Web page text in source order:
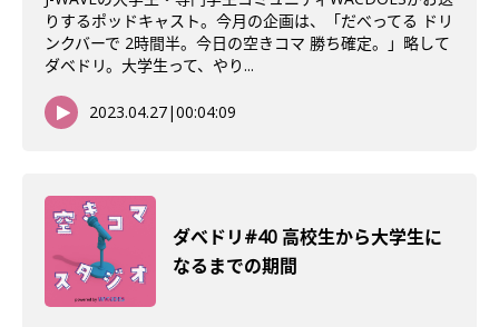
りするポッドキャスト。今月の企画は、「だべってる ドリ
ンクバーで 2時間半。今日の空きコマ 勝ち確定。」略して
ダベドリ。大学生って、やり...
2023.04.27|00:04:09
ダべドリ#40 高校生から大学生に
なるまでの期間